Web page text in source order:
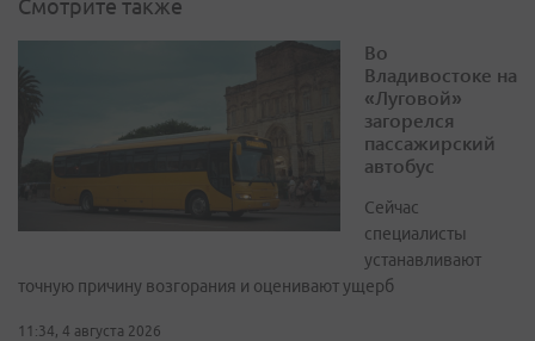
Смотрите также
Во
Владивостоке на
«Луговой»
загорелся
пассажирский
автобус
Сейчас
специалисты
устанавливают
точную причину возгорания и оценивают ущерб
11:34, 4 августа 2026